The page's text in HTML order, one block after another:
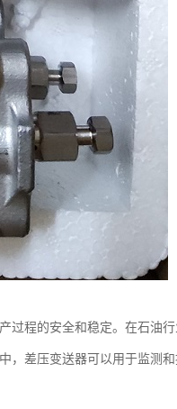
过程的安全和稳定。在石油行
，差压变送器可以用于监测和